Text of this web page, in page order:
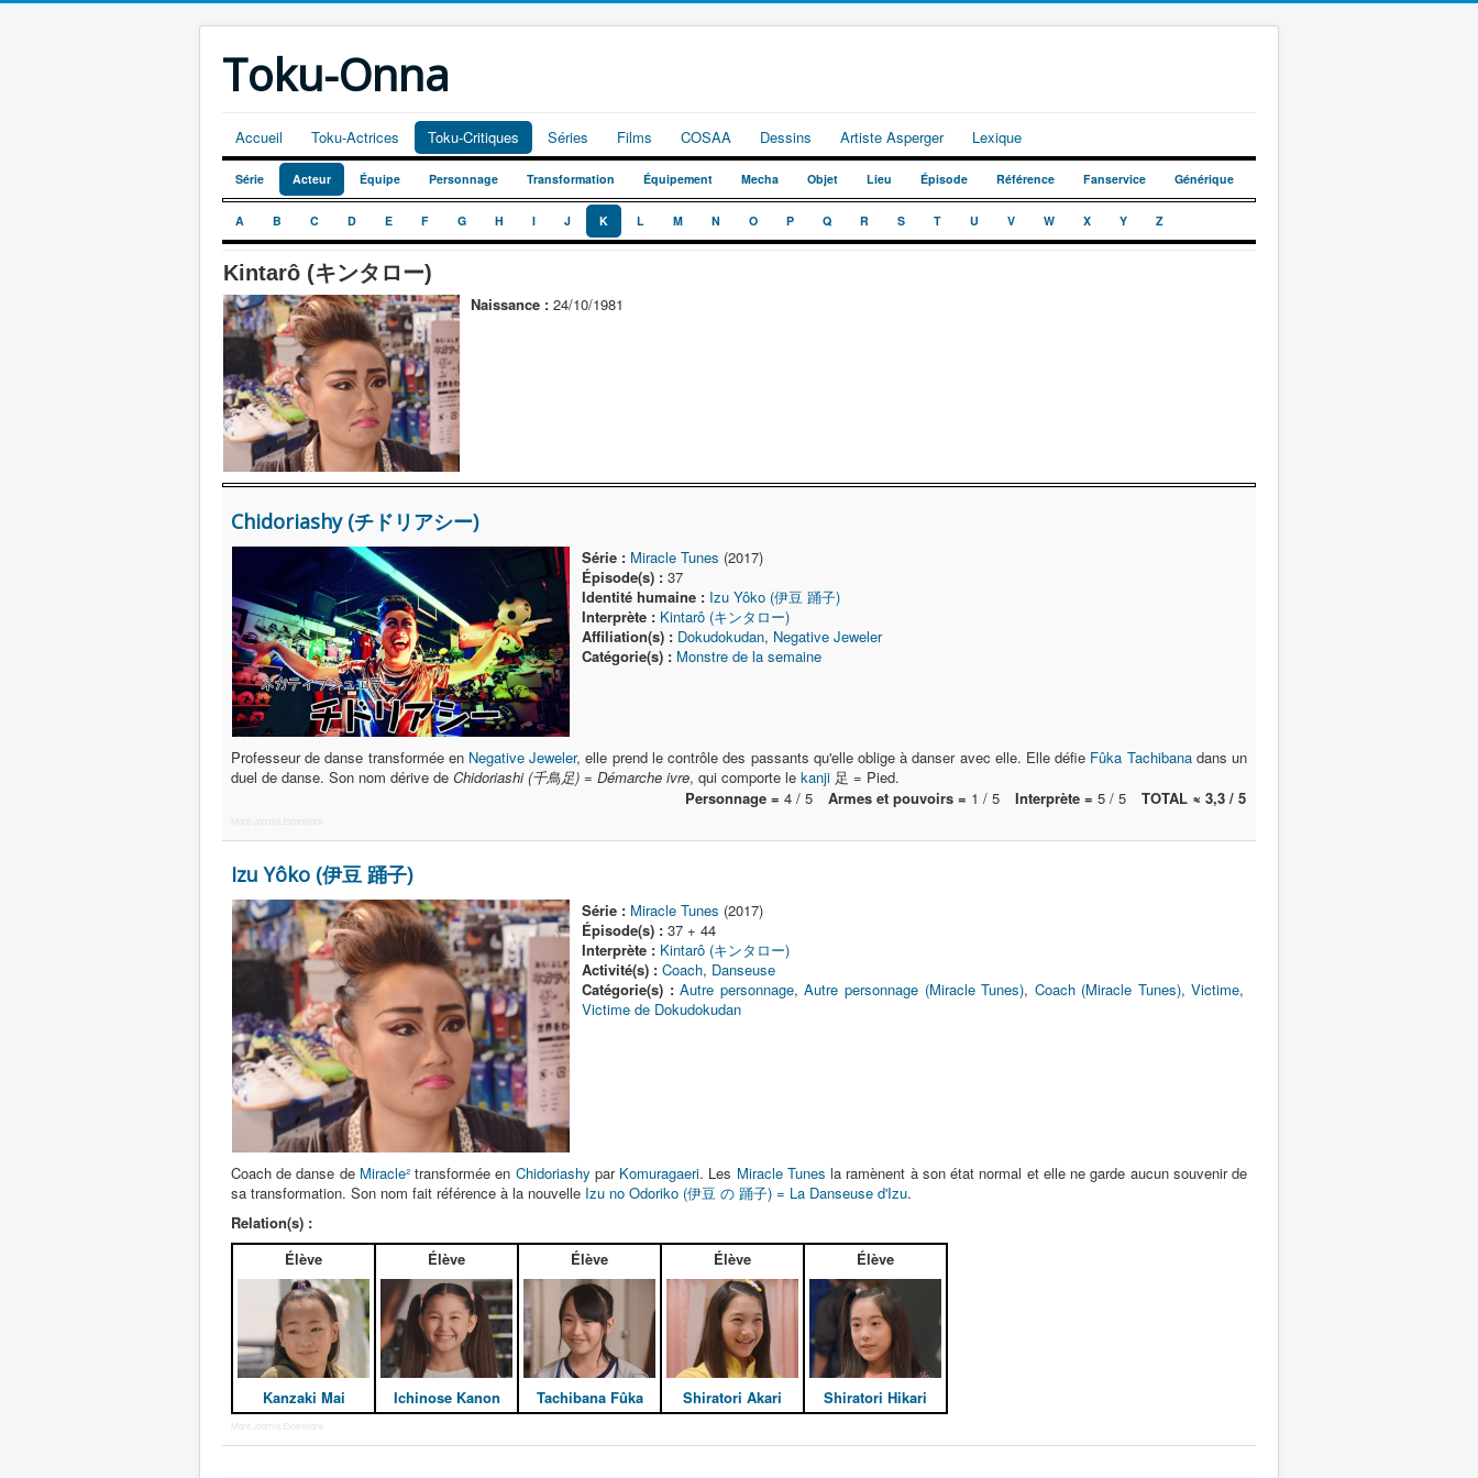
Toku-Onna
Accueil Toku-Actrices Toku-Critiques Séries Films COSAA Dessins Artiste Asperger Lexique
Série Acteur Équipe Personnage Transformation Équipement Mecha Objet Lieu Épisode Référence Fanservice Générique
A B C D E F G H I J K L M N O P Q R S T U V W X Y Z
Kintarô (キンタロー)
Naissance : 24/10/1981
Chidoriashy (チドリアシー)
Série : Miracle Tunes (2017)
Épisode(s) : 37
Identité humaine : Izu Yôko (伊豆 踊子)
Interprète : Kintarô (キンタロー)
Affiliation(s) : Dokudokudan, Negative Jeweler
Catégorie(s) : Monstre de la semaine
Professeur de danse transformée en Negative Jeweler, elle prend le contrôle des passants qu'elle oblige à danser avec elle. Elle défie Fûka Tachibanadans un
duel de danse. Son nom dérive de Chidoriashi (千鳥足) = Démarche ivre, qui comporte le kanji 足 = Pied.
Personnage = 4 / 5 Armes et pouvoirs = 1 / 5 Interprète = 5 / 5 TOTAL ≈ 3,3 / 5
More Joomla Extensions
Izu Yôko (伊豆 踊子)
Série : Miracle Tunes (2017)
Épisode(s) : 37 + 44
Interprète : Kintarô (キンタロー)
Activité(s) : Coach, Danseuse
Catégorie(s) : Autre personnage,Autre personnage (Miracle Tunes), Coach (Miracle Tunes),Victime,
Victime de Dokudokudan
Coach de danse de Miracle²transformée en Chidoriashy par Komuragaeri. Les Miracle Tunes la ramènent à son état normal et elle ne garde aucun souvenir de
sa transformation. Son nom fait référence à la nouvelle Izu no Odoriko (伊豆 の 踊子) = La Danseuse d'Izu.
Relation(s) :
Élève
Kanzaki Mai
Élève
Ichinose Kanon
Élève
Tachibana Fûka
Élève
Shiratori Akari
Élève
Shiratori Hikari
More Joomla Extensions